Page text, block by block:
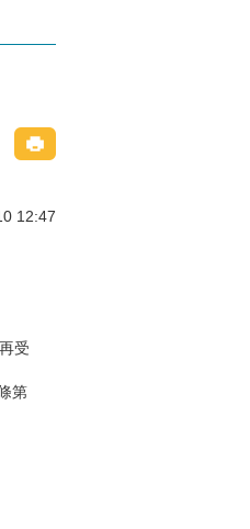
12:47
受
第